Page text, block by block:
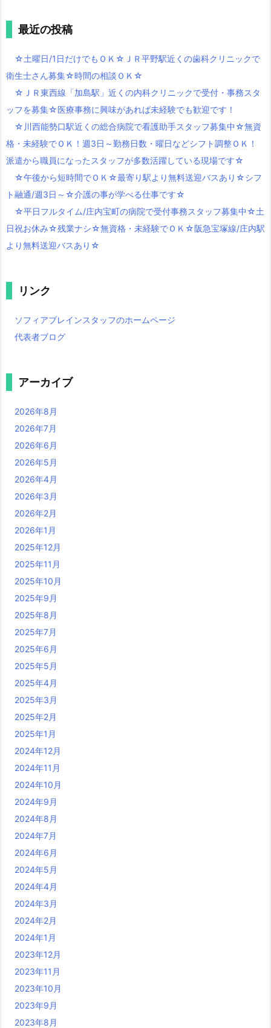
最近の投稿
☆土曜日/1日だけでもＯＫ☆ＪＲ平野駅近くの歯科クリニックで
衛生士さん募集☆時間の相談ＯＫ☆
☆ＪＲ東西線「加島駅」近くの内科クリニックで受付・事務スタ
ッフを募集☆医療事務に興味があれば未経験でも歓迎です！
☆川西能勢口駅近くの総合病院で看護助手スタッフ募集中☆無資
格・未経験でＯＫ！週3日～勤務日数・曜日などシフト調整ＯＫ！
派遣から職員になったスタッフが多数活躍している現場です☆
☆午後から短時間でＯＫ☆最寄り駅より無料送迎バスあり☆シフ
ト融通/週3日～☆介護の事が学べる仕事です☆
☆平日フルタイム/庄内宝町の病院で受付事務スタッフ募集中☆土
日祝お休み☆残業ナシ☆無資格・未経験でＯＫ☆阪急宝塚線/庄内駅
より無料送迎バスあり☆
リンク
ソフィアブレインスタッフのホームページ
代表者ブログ
アーカイブ
2026年8月
2026年7月
2026年6月
2026年5月
2026年4月
2026年3月
2026年2月
2026年1月
2025年12月
2025年11月
2025年10月
2025年9月
2025年8月
2025年7月
2025年6月
2025年5月
2025年4月
2025年3月
2025年2月
2025年1月
2024年12月
2024年11月
2024年10月
2024年9月
2024年8月
2024年7月
2024年6月
2024年5月
2024年4月
2024年3月
2024年2月
2024年1月
2023年12月
2023年11月
2023年10月
2023年9月
2023年8月